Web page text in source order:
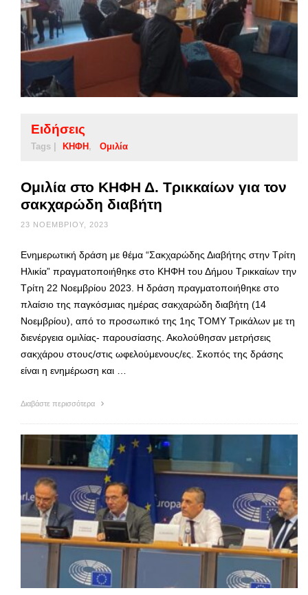
Ειδήσεις
Tags | ΚΗΦΗ Ομιλία
Ομιλία στο ΚΗΦΗ Δ. Τρικκαίων για τον
σακχαρώδη διαβήτη
23 ΝΟΕΜΒΡΊΟΥ, 2023
Ενημερωτική δράση με θέμα “Σακχαρώδης Διαβήτης στην Τρίτη
Ηλικία” πραγματοποιήθηκε στο ΚΗΦΗ του Δήμου Τρικκαίων την
Τρίτη 22 Νοεμβρίου 2023. Η δράση πραγματοποιήθηκε στο
πλαίσιο της παγκόσμιας ημέρας σακχαρώδη διαβήτη (14
Νοεμβρίου), από το προσωπικό της 1ης ΤΟΜΥ Τρικάλων με τη
διενέργεια ομιλίας- παρουσίασης. Ακολούθησαν μετρήσεις
σακχάρου στους/στις ωφελούμενους/ες. Σκοπός της δράσης
είναι η ενημέρωση και …
Διαβάστε περισσότερα